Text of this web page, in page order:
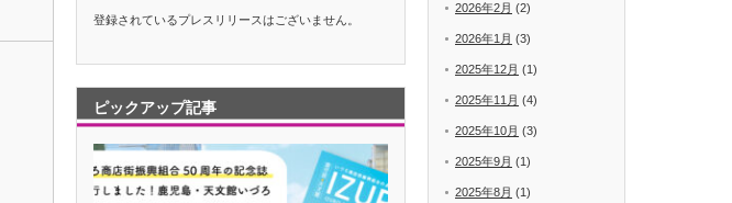
登録されているプレスリリースはございません。
ピックアップ記事
2026年2月 (2)
2026年1月 (3)
2025年12月 (1)
2025年11月 (4)
2025年10月 (3)
2025年9月 (1)
2025年8月 (1)